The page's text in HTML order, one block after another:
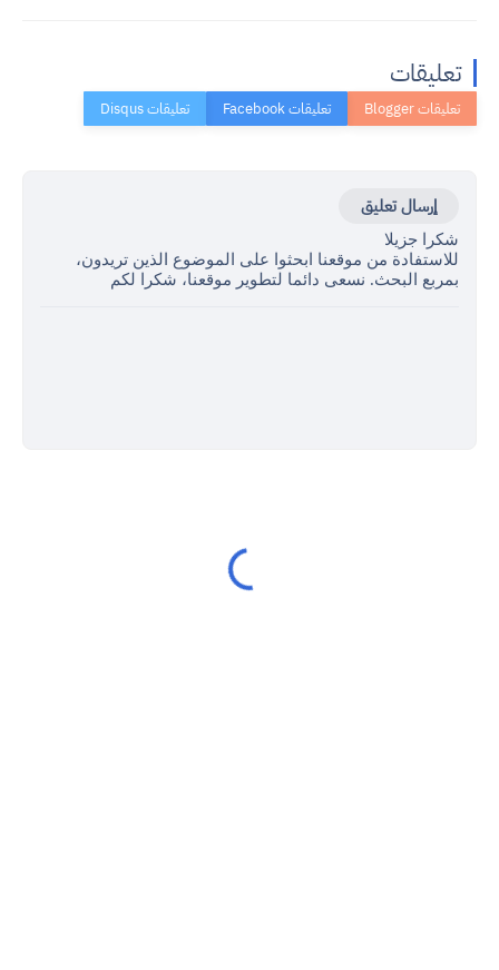
تعليقات
إرسال تعليق
شكرا جزيلا
للاستفادة من موقعنا ابحثوا على الموضوع الذين تريدون،
بمربع البحث. نسعى دائما لتطوير موقعنا، شكرا لكم